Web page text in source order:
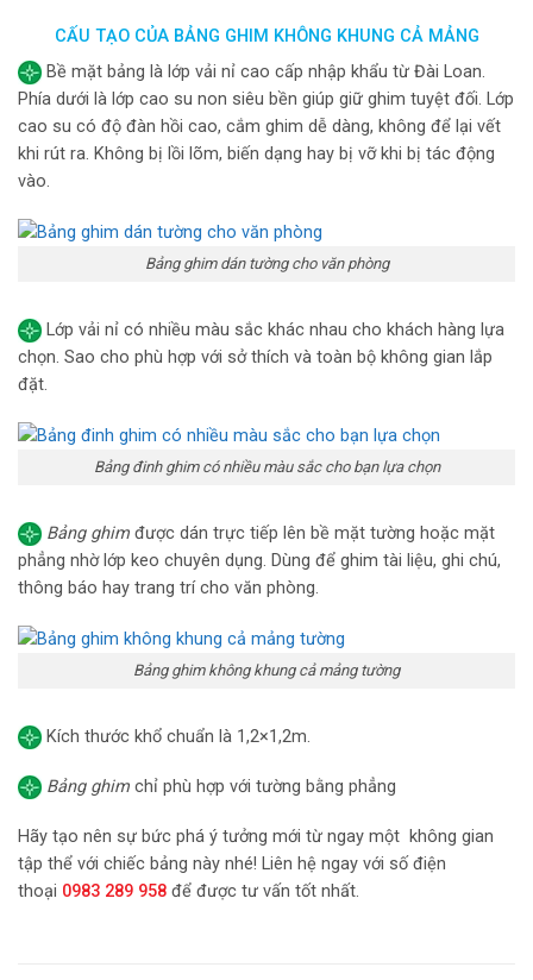
CẤU TẠO CỦA BẢNG GHIM KHÔNG KHUNG CẢ MẢNG
Bề mặt bảng là lớp vải nỉ cao cấp nhập khẩu từ Đài Loan.
Phía dưới là lớp cao su non siêu bền giúp giữ ghim tuyệt đối. Lớp
cao su có độ đàn hồi cao, cắm ghim dễ dàng, không để lại vết
khi rút ra. Không bị lồi lõm, biến dạng hay bị vỡ khi bị tác động
vào.
Bảng ghim dán tường cho văn phòng
Lớp vải nỉ có nhiều màu sắc khác nhau cho khách hàng lựa
chọn. Sao cho phù hợp với sở thích và toàn bộ không gian lắp
đặt.
Bảng đinh ghim có nhiều màu sắc cho bạn lựa chọn
Bảng ghim được dán trực tiếp lên bề mặt tường hoặc mặt
phẳng nhờ lớp keo chuyên dụng. Dùng để ghim tài liệu, ghi chú,
thông báo hay trang trí cho văn phòng.
Bảng ghim không khung cả mảng tường
Kích thước khổ chuẩn là 1,2×1,2m.
Bảng ghim chỉ phù hợp với tường bằng phẳng
Hãy tạo nên sự bức phá ý tưởng mới từ ngay một không gian
tập thể với chiếc bảng này nhé! Liên hệ ngay với số điện
thoại 0983 289 958 để được tư vấn tốt nhất.